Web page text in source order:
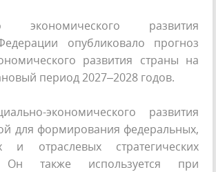
экономического развития
опубликовало прогноз
развития страны на
период 2027–2028 годов.
экономического развития
для формирования федеральных,
и отраслевых стратегических
Он также используется при